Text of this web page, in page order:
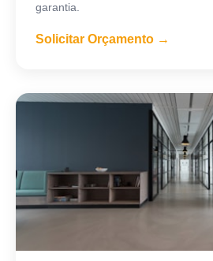
garantia.
Solicitar Orçamento →